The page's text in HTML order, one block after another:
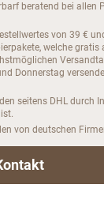
beratend bei
von 39 €
welche
Donnerstag
seitens DHL
von deutschen